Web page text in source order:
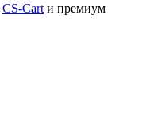
CS-Cart и премиум